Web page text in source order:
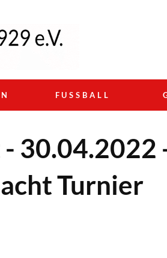
FUSSBALL
30.04.2022
Turnier